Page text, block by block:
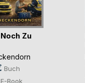
Zu
Buch
E-Book